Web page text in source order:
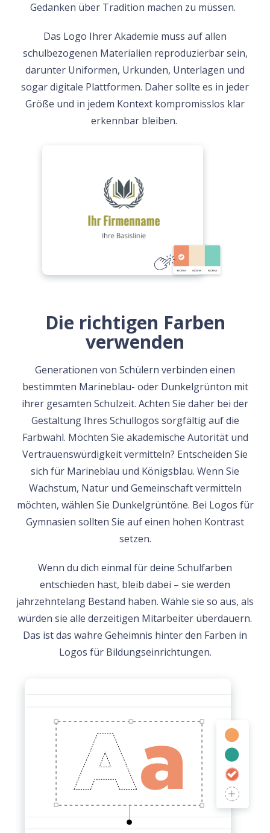
Gedanken über Tradition machen zu müssen.
Das Logo Ihrer Akademie muss auf allen
schulbezogenen Materialien reproduzierbar sein,
darunter Uniformen, Urkunden, Unterlagen und
sogar digitale Plattformen. Daher sollte es in jeder
Größe und in jedem Kontext kompromisslos klar
erkennbar bleiben.
Die richtigen Farben
verwenden
Generationen von Schülern verbinden einen
bestimmten Marineblau- oder Dunkelgrünton mit
ihrer gesamten Schulzeit. Achten Sie daher bei der
Gestaltung Ihres Schullogos sorgfältig auf die
Farbwahl. Möchten Sie akademische Autorität und
Vertrauenswürdigkeit vermitteln? Entscheiden Sie
sich für Marineblau und Königsblau. Wenn Sie
Wachstum, Natur und Gemeinschaft vermitteln
möchten, wählen Sie Dunkelgrüntöne. Bei Logos für
Gymnasien sollten Sie auf einen hohen Kontrast
setzen.
Wenn du dich einmal für deine Schulfarben
entschieden hast, bleib dabei – sie werden
jahrzehntelang Bestand haben. Wähle sie so aus, als
würden sie alle derzeitigen Mitarbeiter überdauern.
Das ist das wahre Geheimnis hinter den Farben in
Logos für Bildungseinrichtungen.